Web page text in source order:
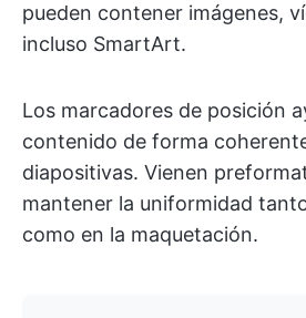
pueden contener imágenes,
incluso SmartArt.
Los marcadores de posición
contenido de forma
diapositivas. Vienen
mantener la uniformidad
como en la maquetación.